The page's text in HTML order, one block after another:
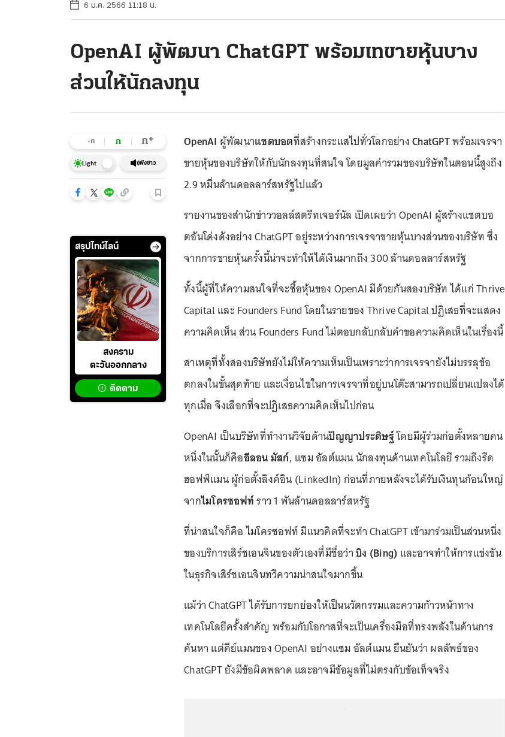
6 ม.ค. 2566 11:18 น.
OpenAI ผู้พัฒนา ChatGPT พร้อมเทขายหุ้นบาง
ส่วนให้นักลงทุน
-ก ก ก+
Light ฟังข่าว
สรุปไทม์ไลน์
สงคราม
ตะวันออกกลาง
ติดตาม
OpenAI ผู้พัฒนาแชตบอตที่สร้างกระแสไปทั่วโลกอย่างChatGPTพร้อมเจรจา
ขายหุ้นของบริษัทให้กับนักลงทุนที่สนใจ โดยมูลค่ารวมของบริษัทในตอนนี้สูงถึง
2.9 หมื่นล้านดอลลาร์สหรัฐไปแล้ว
รายงานของสำนักข่าววอลล์สตรีทเจอร์นัล เปิดเผยว่า OpenAI ผู้สร้างแชตบอ
ตอันโด่งดังอย่าง ChatGPT อยู่ระหว่างการเจรจาขายหุ้นบางส่วนของบริษัท ซึ่ง
จากการขายหุ้นครั้งนี้น่าจะทำให้ได้เงินมากถึง 300 ล้านดอลลาร์สหรัฐ
ทั้งนี้ผู้ที่ให้ความสนใจที่จะซื้อหุ้นของ OpenAI มีด้วยกันสองบริษัท ได้แก่ Thrive
Capital และ Founders Fund โดยในรายของ Thrive Capital ปฏิเสธที่จะแสดง
ความคิดเห็น ส่วน Founders Fund ไม่ตอบกลับกลับคำขอความคิดเห็นในเรื่องนี้
สาเหตุที่ทั้งสองบริษัทยังไม่ให้ความเห็นเป็นเพราะว่าการเจรจายังไม่บรรลุข้อ
ตกลงในขั้นสุดท้าย และเงื่อนไขในการเจรจาที่อยู่บนโต๊ะสามารถเปลี่ยนแปลงได้
ทุกเมื่อ จึงเลือกที่จะปฏิเสธความคิดเห็นไปก่อน
OpenAI เป็นบริษัทที่ทำงานวิจัยด้านปัญญาประดิษฐ์โดยมีผู้ร่วมก่อตั้งหลายคน
หนึ่งในนั้นก็คืออีลอน มัสก์, แซม อัลต์แมน นักลงทุนด้านเทคโนโลยี รวมถึงรีด
ฮอฟฟ์แมน ผู้ก่อตั้งลิงค์อิน (LinkedIn) ก่อนที่ภายหลังจะได้รับเงินทุนก้อนใหญ่
จากไมโครซอฟท์ราว 1 พันล้านดอลลาร์สหรัฐ
ที่น่าสนใจก็คือ ไมโครซอฟท์ มีแนวคิดที่จะทำ ChatGPT เข้ามาร่วมเป็นส่วนหนึ่ง
ของบริการเสิร์ชเอนจินของตัวเองที่มีชื่อว่าบิง (Bing) และอาจทำให้การแข่งขัน
ในธุรกิจเสิร์ชเอนจินทวีความน่าสนใจมากขึ้น
แม้ว่า ChatGPT ได้รับการยกย่องให้เป็นนวัตกรรมและความก้าวหน้าทาง
เทคโนโลยีครั้งสำคัญ พร้อมกับโอกาสที่จะเป็นเครื่องมือที่ทรงพลังในด้านการ
ค้นหา แต่คีย์แมนของ OpenAI อย่างแซม อัลต์แมน ยืนยันว่า ผลลัพธ์ของ
ChatGPT ยังมีข้อผิดพลาด และอาจมีข้อมูลที่ไม่ตรงกับข้อเท็จจริง